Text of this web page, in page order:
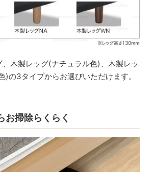
木製レッグ(ナチュラル色)、木製レッ
)の3タイプからお選びいただけます。
お掃除らくらく